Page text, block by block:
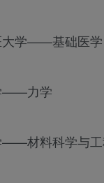
学——基础医学
力学
材料科学与工